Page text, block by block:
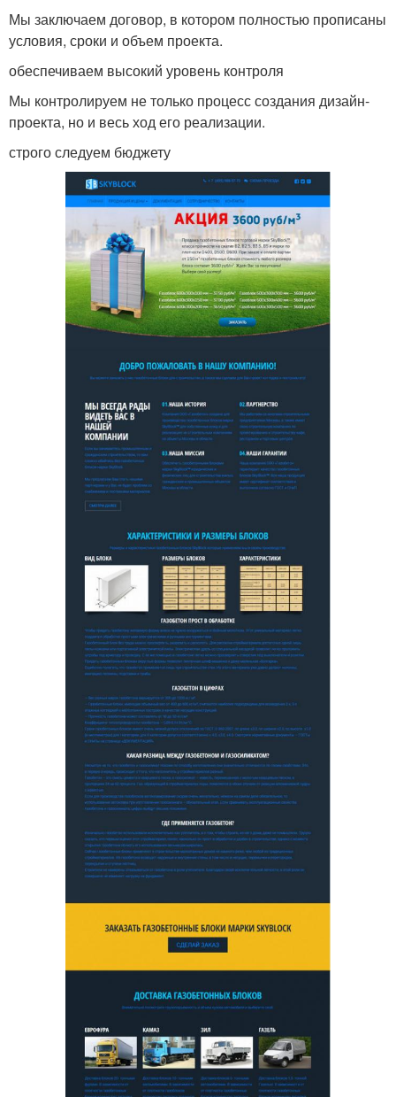
Мы заключаем договор, в котором полностью прописаны
условия, сроки и объем проекта.
обеспечиваем высокий уровень контроля
Мы контролируем не только процесс создания дизайн-
проекта, но и весь ход его реализации.
строго следуем бюджету